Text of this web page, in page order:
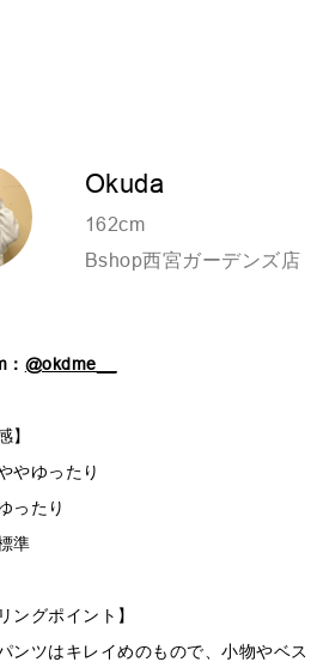
Okuda
162cm
Bshop西宮ガーデンズ店
@okdme__
】
やゆったり
ったり
準
ングポイント】
ンツはキレイめのもので、小物やベ